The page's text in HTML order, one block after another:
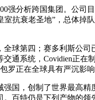
分析跨国集团。公司
抗衰老圣地”，总体
第四；赛多利斯公司
通系统，Covidien正
罗正在全球具有严沉影
，创制了世界最高精
百特仍是下列产物的